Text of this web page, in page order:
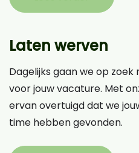
Laten werven
Dagelijks gaan we op
voor jouw vacature. Met
ervan overtuigd dat we
time hebben gevonden.